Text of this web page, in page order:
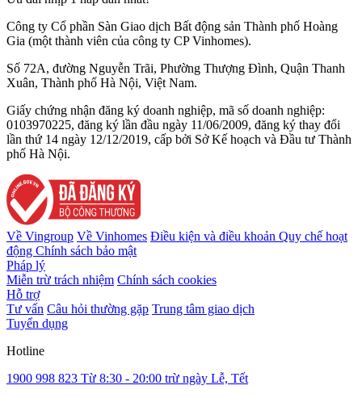
Công ty Cổ phần Sàn Giao dịch Bất động sản Thành phố Hoàng
Gia (một thành viên của công ty CP Vinhomes).
Số 72A, đường Nguyễn Trãi, Phường Thượng Đình, Quận Thanh
Xuân, Thành phố Hà Nội, Việt Nam.
Giấy chứng nhận đăng ký doanh nghiệp, mã số doanh nghiệp:
0103970225, đăng ký lần đầu ngày 11/06/2009, đăng ký thay đổi
lần thứ 14 ngày 12/12/2019, cấp bởi Sở Kế hoạch và Đầu tư Thành
phố Hà Nội.
Về Vingroup Về Vinhomes Điều kiện và điều khoản Quy chế hoạt
động Chính sách bảo mật
Pháp lý
Miễn trừ trách nhiệm Chính sách cookies
Hỗ trợ
Tư vấn Câu hỏi thường gặp Trung tâm giao dịch
Tuyển dụng
Hotline
1900 998 823 Từ 8:30 - 20:00 trừ ngày Lễ, Tết